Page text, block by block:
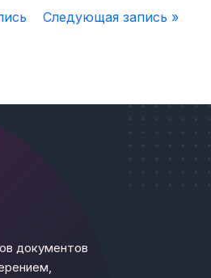
Следующая запись »
документов